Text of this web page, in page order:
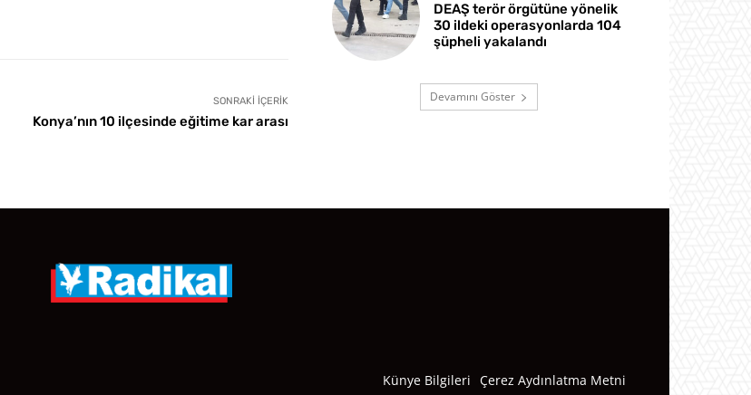
SONRAKI İÇERIK
Konya’nın 10 ilçesinde eğitime kar arası
DEAŞ terör örgütüne yönelik
30 ildeki operasyonlarda 104
şüpheli yakalandı
Devamını Göster
Künye Bilgileri Çerez Aydınlatma Metni